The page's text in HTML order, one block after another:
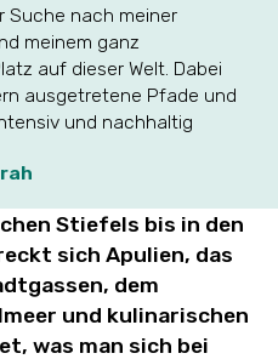
Suche nach meiner
meinem ganz
auf dieser Welt. Dabei
ausgetretene Pfade und
und nachhaltig
Stiefels bis in den
sich Apulien, das
dem
und kulinarischen
was man sich bei